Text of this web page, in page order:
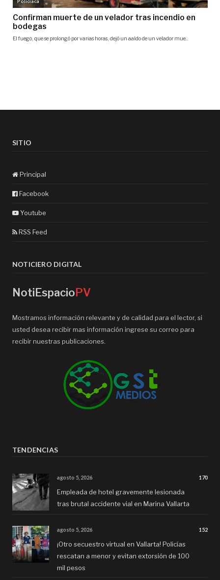
SITIO
Principal
Facebook
Youtube
RSS Feed
NOTICIERO DIGITAL
NotiEspacioPV
Mostramos información relevante y de calidad para el lector, si
usted desea recibir mas información ingrese su correo para
recibir nuestras publicaciones.
TENDENCIAS
agosto 5, 2026 170
Empleada de hotel gravemente lesionada
tras brutal accidente vial en Marina Vallarta
agosto 5, 2026 152
¡Otro secuestro virtual en Vallarta! Policías
rescatan a menor y evitan extorsión de 100
mil pesos